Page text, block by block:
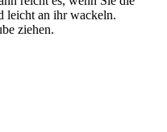
leicht an ihr wackeln.
ziehen.